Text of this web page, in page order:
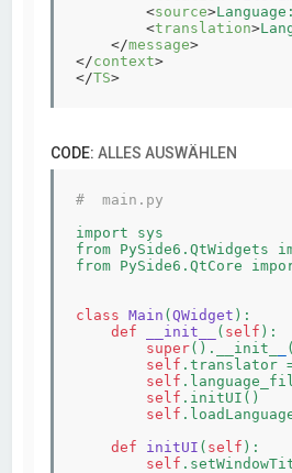
<source>
<translation>
</message>
</context>
</TS>
CODE:ALLES AUSWÄHLEN
#  main.py
import sys
from PySide6.QtWidgets
from PySide6.QtCore
class Main (QWidget ):
def
__init__ ( self ) :
super().__init_
self .translator
self
self .initUI()
self
def
initUI ( self ) :
self